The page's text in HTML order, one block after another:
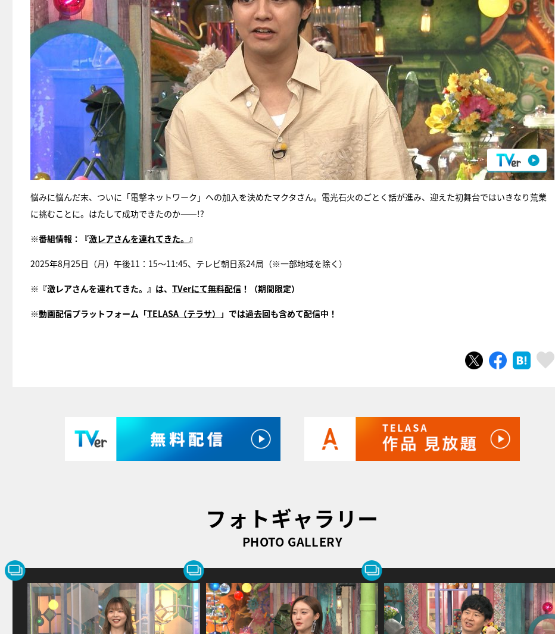
悩みに悩んだ末、ついに「電撃ネットワーク」への加入を決めたマクタさん。電光石火のごとく話が進み、迎えた初舞台ではいきなり荒業
に挑むことに。はたして成功できたのか――!?
※番組情報：『激レアさんを連れてきた。 』
2025年8月25日（月）午後11：15～11:45、テレビ朝日系24局（※⼀部地域を除く）
※『激レアさんを連れてきた。』は、 TVerにて無料配信 ！（期間限定）
※動画配信プラットフォーム「TELASA（テラサ） 」では過去回も含めて配信中！
ツイートシェア はてブ
フォトギャラリー
PHOTO GALLERY